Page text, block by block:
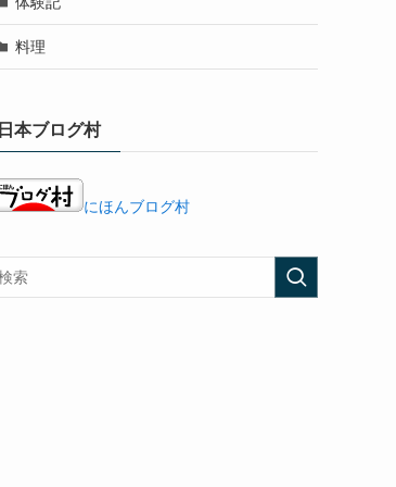
料理
日本ブログ村
にほんブログ村